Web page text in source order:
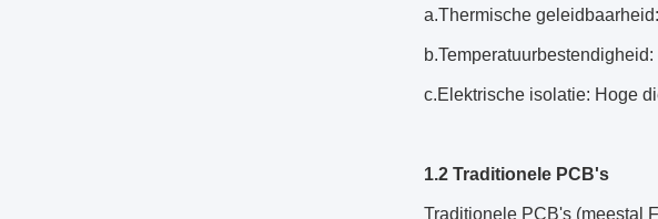
a.Thermische
c.Elektrische isolatie: Hoge
1.2 Traditionele PCB's
Traditionele PCB's (meestal